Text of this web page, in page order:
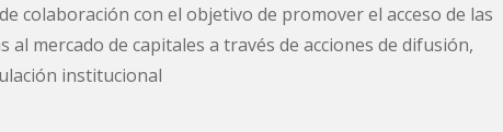
colaboración con el objetivo de promover el acceso de las
al mercado de capitales a través de acciones de difusión,
institucional